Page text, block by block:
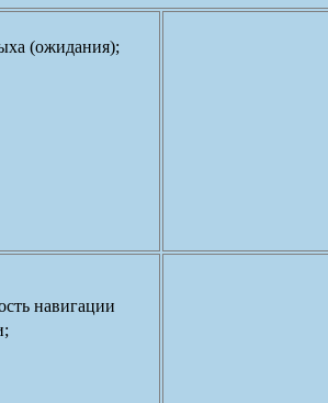
(ожидания);
навигации